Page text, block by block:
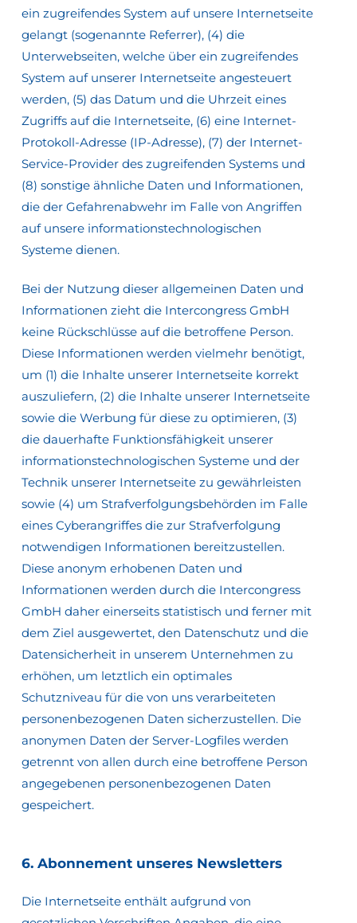
ein zugreifendes System auf unsere Internetseite
gelangt (sogenannte Referrer), (4) die
Unterwebseiten, welche über ein zugreifendes
System auf unserer Internetseite angesteuert
werden, (5) das Datum und die Uhrzeit eines
Zugriffs auf die Internetseite, (6) eine Internet-
Protokoll-Adresse (IP-Adresse), (7) der Internet-
Service-Provider des zugreifenden Systems und
(8) sonstige ähnliche Daten und Informationen,
die der Gefahrenabwehr im Falle von Angriffen
auf unsere informationstechnologischen
Systeme dienen.
Bei der Nutzung dieser allgemeinen Daten und
Informationen zieht die Intercongress GmbH
keine Rückschlüsse auf die betroffene Person.
Diese Informationen werden vielmehr benötigt,
um (1) die Inhalte unserer Internetseite korrekt
auszuliefern, (2) die Inhalte unserer Internetseite
sowie die Werbung für diese zu optimieren, (3)
die dauerhafte Funktionsfähigkeit unserer
informationstechnologischen Systeme und der
Technik unserer Internetseite zu gewährleisten
sowie (4) um Strafverfolgungsbehörden im Falle
eines Cyberangriffes die zur Strafverfolgung
notwendigen Informationen bereitzustellen.
Diese anonym erhobenen Daten und
Informationen werden durch die Intercongress
GmbH daher einerseits statistisch und ferner mit
dem Ziel ausgewertet, den Datenschutz und die
Datensicherheit in unserem Unternehmen zu
erhöhen, um letztlich ein optimales
Schutzniveau für die von uns verarbeiteten
personenbezogenen Daten sicherzustellen. Die
anonymen Daten der Server-Logfiles werden
getrennt von allen durch eine betroffene Person
angegebenen personenbezogenen Daten
gespeichert.
6. Abonnement unseres Newsletters
Die Internetseite enthält aufgrund von